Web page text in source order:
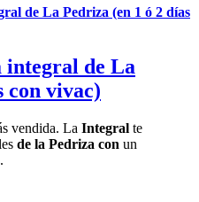
de La Pedriza (en 1 ó 2 días
integral de La
con vivac)
vendida. La Integral te
de la Pedriza con un